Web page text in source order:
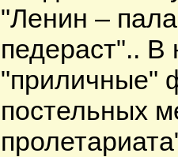
"Ленин –
педераст"..
"приличные"
постельных